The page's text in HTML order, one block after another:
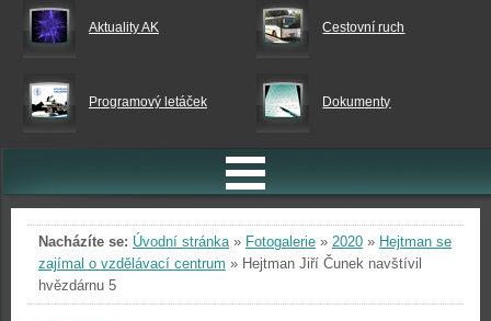
Aktuality AK Cestovní ruch
Programový letáček Dokumenty
Nacházíte se: Úvodní stránka» Fotogalerie » 2020 » Hejtman se
zajímal o vzdělávací centrum » Hejtman Jiří Čunek navštívil
hvězdárnu 5